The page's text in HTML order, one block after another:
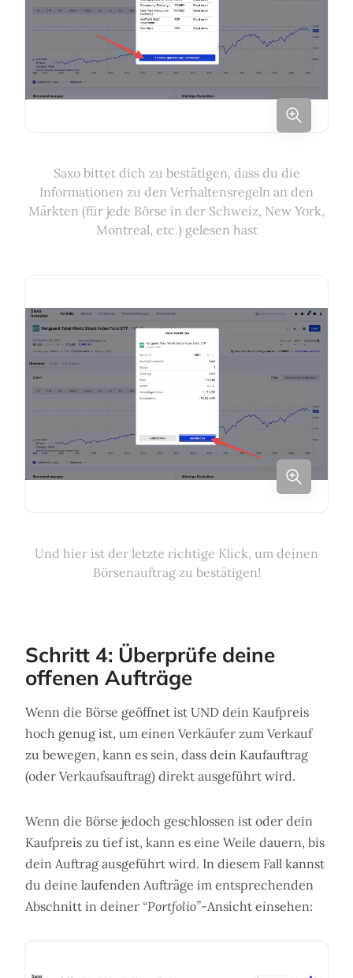
Saxo bittet dich zu bestätigen, dass du die
Informationen zu den Verhaltensregeln an den
Märkten (für jede Börse in der Schweiz, New York,
Montreal, etc.) gelesen hast
Und hier ist der letzte richtige Klick, um deinen
Börsenauftrag zu bestätigen!
Schritt 4: Überprüfe deine
offenen Aufträge
Wenn die Börse geöffnet ist UND dein Kaufpreis
hoch genug ist, um einen Verkäufer zum Verkauf
zu bewegen, kann es sein, dass dein Kaufauftrag
(oder Verkaufsauftrag) direkt ausgeführt wird.
Wenn die Börse jedoch geschlossen ist oder dein
Kaufpreis zu tief ist, kann es eine Weile dauern, bis
dein Auftrag ausgeführt wird. In diesem Fall kannst
du deine laufenden Aufträge im entsprechenden
Abschnitt in deiner “Portfolio”-Ansicht einsehen: